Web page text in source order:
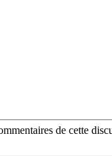
de cette